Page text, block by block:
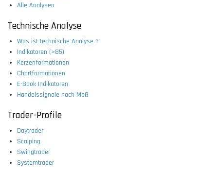
Alle Analysen
Technische Analyse
Was ist technische Analyse ?
Indikatoren (>85)
Kerzenformationen
Chartformationen
E-Book Indikatoren
Handelssignale nach Maß
Trader-Profile
Daytrader
Scalping
Swingtrader
Systemtrader